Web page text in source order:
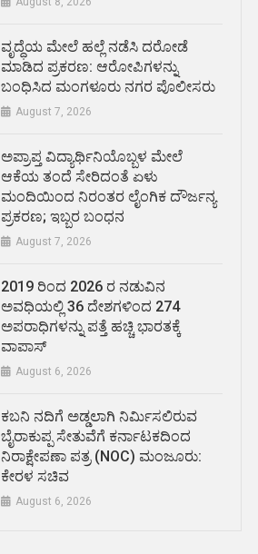
ವೃದ್ಧೆಯ ಮೇಲೆ ಹಲ್ಲೆ ನಡೆಸಿ ದರೋಡೆ
ಮಾಡಿದ ಪ್ರಕರಣ: ಆರೋಪಿಗಳನ್ನು
ಬಂಧಿಸಿದ ಮಂಗಳೂರು ನಗರ ಪೊಲೀಸರು
August 7, 2026
ಅಪ್ರಾಪ್ತ ವಿದ್ಯಾರ್ಥಿನಿಯೊಬ್ಬಳ ಮೇಲೆ
ಆಕೆಯ ತಂದೆ ಸೇರಿದಂತೆ ಏಳು
ಮಂದಿಯಿಂದ ನಿರಂತರ ಲೈಂಗಿಕ ದೌರ್ಜನ್ಯ
ಪ್ರಕರಣ; ಇಬ್ಬರ ಬಂಧನ
August 7, 2026
2019 ರಿಂದ 2026 ರ ನಡುವಿನ
ಅವಧಿಯಲ್ಲಿ 36 ದೇಶಗಳಿಂದ 274
ಅಪರಾಧಿಗಳನ್ನು ಪತ್ತೆ ಹಚ್ಚಿ ಭಾರತಕ್ಕೆ
ವಾಪಾಸ್
August 6, 2026
ಕಬನಿ ನದಿಗೆ ಅಡ್ಡಲಾಗಿ ನಿರ್ಮಿಸಲಿರುವ
ಬೈರಾಕುಪ್ಪ ಸೇತುವೆಗೆ ಕರ್ನಾಟಕದಿಂದ
ನಿರಾಕ್ಷೇಪಣಾ ಪತ್ರ (NOC) ಮಂಜೂರು:
ಕೇರಳ ಸಚಿವ
August 6, 2026